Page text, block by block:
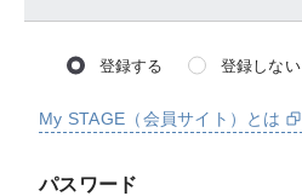
登録する 登録しない
My STAGE（会員サイト）とは
パスワード